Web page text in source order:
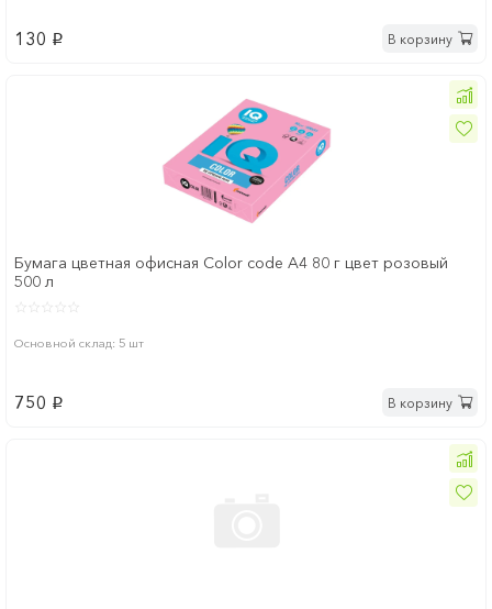
130 p В корзину
Бумага цветная офисная Color code А4 80 г цвет розовый
500 л
Основной склад: 5 шт
750 p В корзину